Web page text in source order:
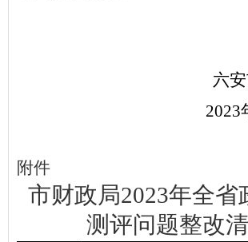
六安
2023
附件
市财政局2023年全省
测评问题整改